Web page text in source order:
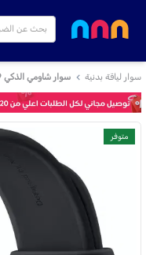
سوار لياقة بدنية سوار شاومي الذكي 9 برو بلون الأسود أوبسيديان
متوفر